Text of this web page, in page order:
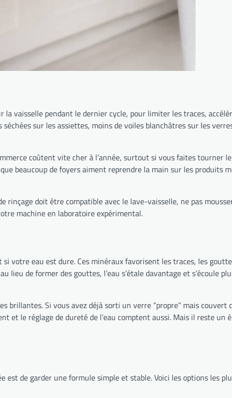
la vaisselle pendant le dernier cycle, pour limiter les traces,
sur les assiettes, moins de voiles blanchâtres sur les
coûtent vite cher à l’année, surtout si vous faites tourner
beaucoup de foyers aiment reprendre la main sur les produits
rinçage doit être compatible avec le lave-vaisselle, ne pas
machine en laboratoire expérimental.
votre eau est dure. Ces minéraux favorisent les traces, les
de former des gouttes, l’eau s’étale davantage et s’écoule
Si vous avez déjà sorti un verre “propre” mais couvert
et le réglage de dureté de l’eau comptent aussi. Mais il reste
de garder une formule simple et stable. Voici les options les